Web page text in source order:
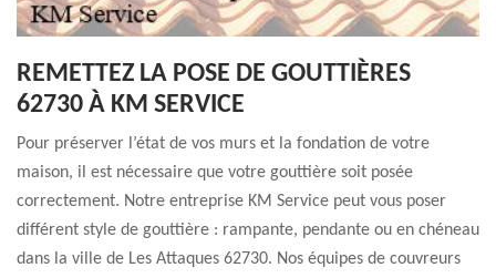
REMETTEZ LA POSE DE GOUTTIÈRES
62730 À KM SERVICE
Pour préserver l’état de vos murs et la fondation de votre
maison, il est nécessaire que votre gouttière soit posée
correctement. Notre entreprise KM Service peut vous poser
différent style de gouttière : rampante, pendante ou en chéneau
dans la ville de Les Attaques 62730. Nos équipes de couvreurs